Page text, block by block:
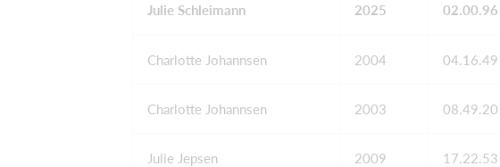
Julie Schleimann 2025 02.00.96
Charlotte Johannsen 2004 04.16.49
Charlotte Johannsen 2003 08.49.20
Julie Jepsen 2009 17.22.53